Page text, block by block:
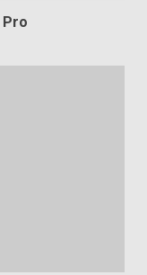
לשנת 2019 אייפון 11 יכול להיקרא לאייפון Pro